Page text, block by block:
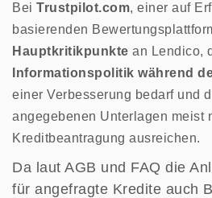
Bei Trustpilot.com, einer auf
basierenden
Hauptkritikpunkte an Lendico,
Informationspolitik während
einer Verbesserung bedarf und
angegebenen Unterlagen meist
Kreditbeantragung ausreichen.
Da laut AGB und FAQ die
für angefragte Kredite auch